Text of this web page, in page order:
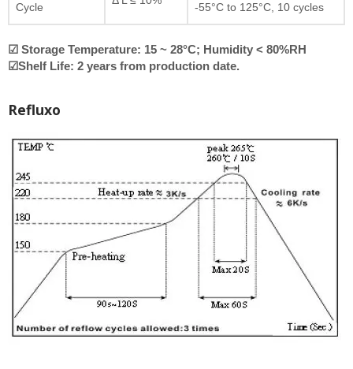
Cycle
-55°C to 125°C, 10 cycles
☑ Storage Temperature: 15 ~ 28°C; Humidity < 80%RH
☑Shelf Life: 2 years from production date.
Refluxo